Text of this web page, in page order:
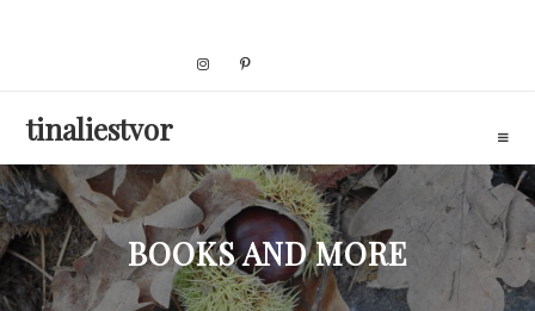
tinaliestvor
BOOKS AND MORE